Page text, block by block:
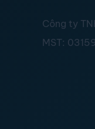
Công ty
MST: